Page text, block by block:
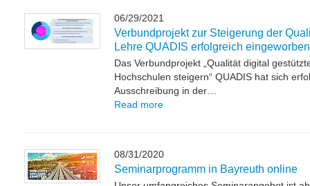
06/29/2021
Verbundprojekt zur Steigerung der
Lehre QUADIS erfolgreich eingeworben
Das Verbundprojekt „Qualität digital
Hochschulen steigern“ QUADIS hat sich
Ausschreibung in der…
Read more
08/31/2020
Seminarprogramm in Bayreuth online